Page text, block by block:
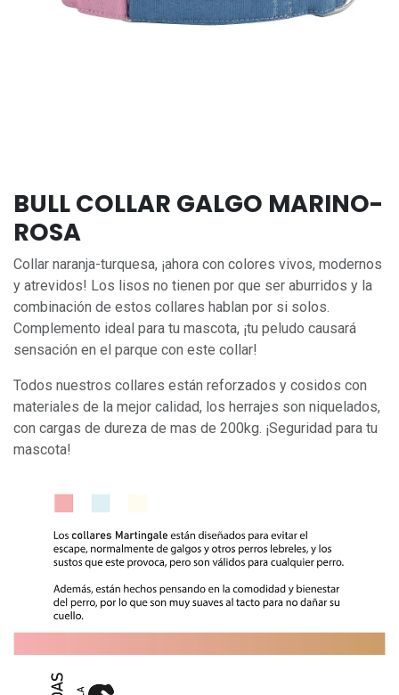
BULL COLLAR GALGO MARINO-
ROSA
Collar naranja-turquesa, ¡ahora con colores vivos, modernos
y atrevidos! Los lisos no tienen por que ser aburridos y la
combinación de estos collares hablan por si solos.
Complemento ideal para tu mascota, ¡tu peludo causará
sensación en el parque con este collar!
Todos nuestros collares están reforzados y cosidos con
materiales de la mejor calidad, los herrajes son niquelados,
con cargas de dureza de mas de 200kg. ¡Seguridad para tu
mascota!